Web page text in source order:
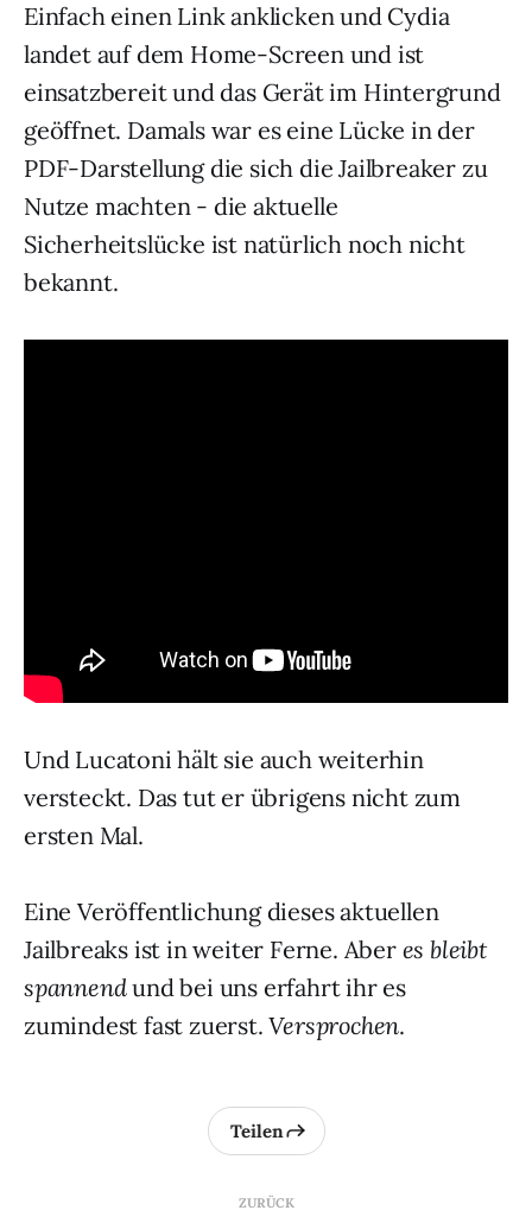
Einfach einen Link anklicken und Cydia
landet auf dem Home-Screen und ist
einsatzbereit und das Gerät im Hintergrund
geöffnet. Damals war es eine Lücke in der
PDF-Darstellung die sich die Jailbreaker zu
Nutze machten - die aktuelle
Sicherheitslücke ist natürlich noch nicht
bekannt.
Und Lucatoni hält sie auch weiterhin
versteckt. Das tut er übrigens nicht zum
ersten Mal.
Eine Veröffentlichung dieses aktuellen
Jailbreaks ist in weiter Ferne. Aber es bleibt
spannendund bei uns erfahrt ihr es
zumindest fast zuerst.Versprochen.
ZURÜCK
Teilen